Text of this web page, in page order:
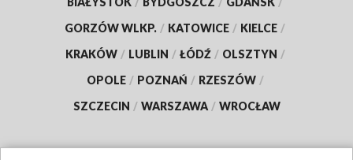
GORZÓW WLKP. / KATOWICE / KIELCE /
KRAKÓW / LUBLIN / ŁÓDŹ / OLSZTYN /
OPOLE / POZNAŃ / RZESZÓW /
SZCZECIN / WARSZAWA / WROCŁAW